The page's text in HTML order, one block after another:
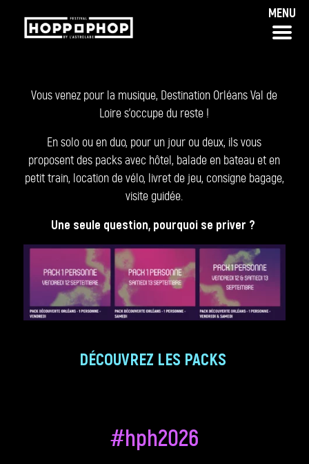
Vous venez pour la musique, Destination Orléans Val de
Loire s’occupe du reste !
En solo ou en duo, pour un jour ou deux, ils vous
proposent des packs avec hôtel, balade en bateau et en
petit train, location de vélo, livret de jeu, consigne bagage,
visite guidée.
Une seule question, pourquoi se priver ?
DÉCOUVREZ LES PACKS
#hph2026
MENU